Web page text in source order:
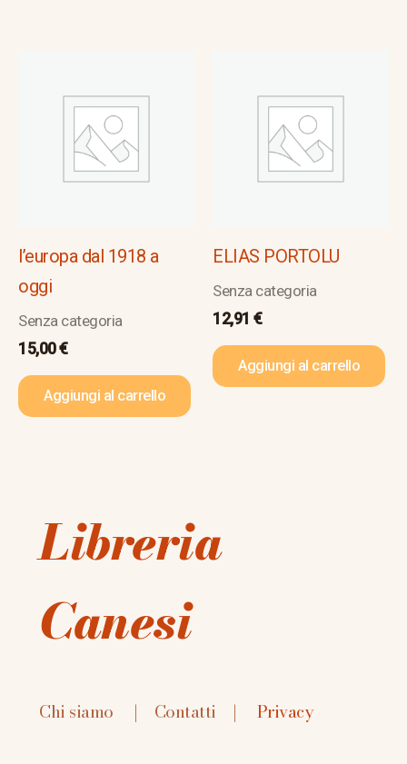
l’europa dal 1918 a
oggi
Senza categoria
15,00€
Aggiungi al carrello
ELIAS PORTOLU
Senza categoria
12,91 €
Aggiungi al carrello
Libreria
Canesi
Chi siamo | Contatti | Privacy